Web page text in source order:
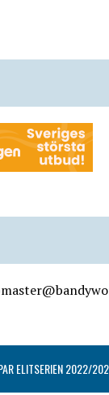
ELITSERIEN 2022/